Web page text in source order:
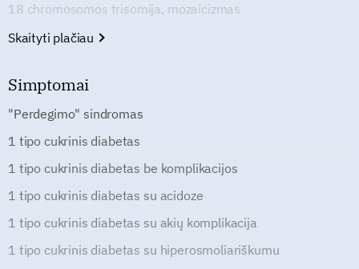
18 chromosomos trisomija, mozaicizmas
Skaityti plačiau
Simptomai
"Perdegimo" sindromas
1 tipo cukrinis diabetas
1 tipo cukrinis diabetas be komplikacijos
1 tipo cukrinis diabetas su acidoze
1 tipo cukrinis diabetas su akių komplikacija
1 tipo cukrinis diabetas su hiperosmoliariškumu